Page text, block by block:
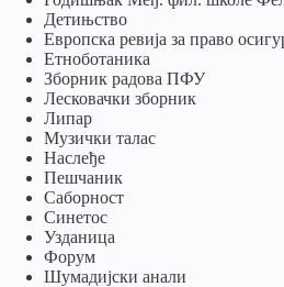
Детињство
Европска ревија за право
Eтноботаника
Зборник радова ПФУ
Лесковачки зборник
Липар
Музички талас
Наслеђе
Пешчаник
Саборност
Синетос
Узданица
Форум
Шумадијски анали